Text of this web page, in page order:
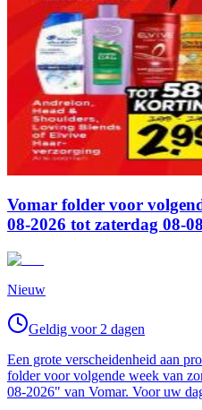
Vomar folder voor
08-2026 tot zaterdag 08-
Nieuw
Geldig voor 2 dagen
Een grote verscheidenheid aan
folder voor volgende week van
08-2026" van Vomar. Voor uw